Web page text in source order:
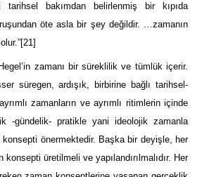
bakımdan belirlenmiş bir kıpıda
öte asla bir şey değildir. …zamanın
[21]
zamanı bir süreklilik ve tümlük içerir.
süregen, ardışık, birbirine bağlı tarihsel-
zamanların ve ayrımlı ritimlerin içinde
-gündelik- pratikle yani ideolojik zamanla
önermektedir. Başka bir deyişle, her
üretilmeli ve yapılandırılmalıdır. Her